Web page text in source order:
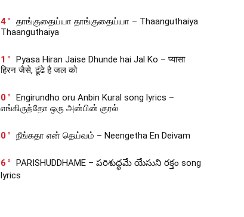
4
தாங்குதைய்யா தாங்குதைய்யா – Thaanguthaiya
Thaanguthaiya
1
Pyasa Hiran Jaise Dhunde hai Jal Ko – प्यासा
हिरन जैसे, ढूंढे है जल को
0
Engirundho oru Anbin Kural song lyrics –
எங்கிருந்தோ ஒரு அன்பின் குரல்
0 நீங்கதா என் தெய்வம் – Neengetha En Deivam
6
PARISHUDDHAME – పరిశుద్ధమే యేసుని రక్తం song
lyrics